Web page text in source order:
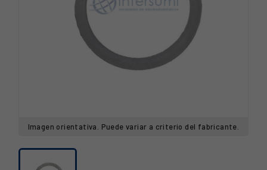
Imagen orientativa. Puede variar a criterio del fabricante.